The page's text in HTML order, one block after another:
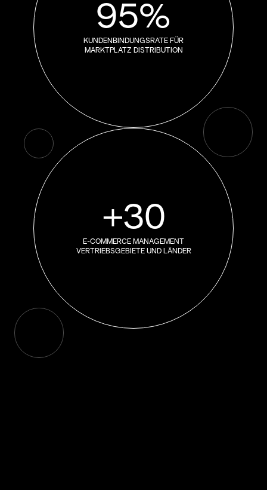
95%
KUNDENBINDUNGSRATE FÜR
MARKTPLATZ DISTRIBUTION
+30
E-COMMERCE MANAGEMENT
VERTRIEBSGEBIETE UND LÄNDER